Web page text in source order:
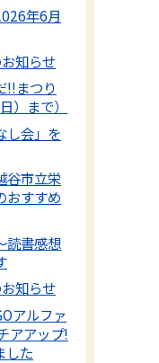
年6月
知らせ
!!まつり
）まで）
し会」を
谷市立栄
おすすめ
読書感想
知らせ
アルファ
アアップ!
した